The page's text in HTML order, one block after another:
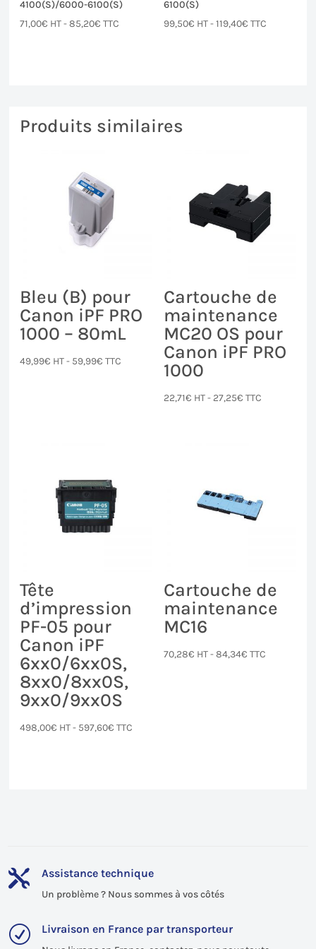
4100(S)/6000-6100(S)
71,00€ HT -85,20€ TTC
6100(S)
99,50€ HT -119,40€ TTC
Produits similaires
Bleu (B) pour
Canon iPF PRO
1000 – 80mL
49,99€ HT - 59,99€ TTC
Cartouche de
maintenance
MC20 OS pour
Canon iPF PRO
1000
22,71€ HT - 27,25€ TTC
Tête
d’impression
PF-05 pour
Canon iPF
6xx0/6xx0S,
8xx0/8xx0S,
9xx0/9xx0S
498,00€ HT - 597,60€ TTC
Cartouche de
maintenance
MC16
70,28€ HT -84,34€ TTC
 Assistance technique
Un problème ? Nous sommes à vos côtés
R Livraison en France par transporteur